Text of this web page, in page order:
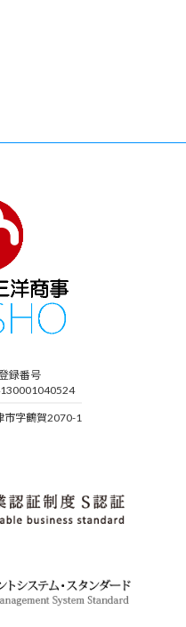
録番号
市字鶴賀2070-1